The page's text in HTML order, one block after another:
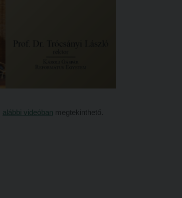
alábbi videóban megtekinthető.